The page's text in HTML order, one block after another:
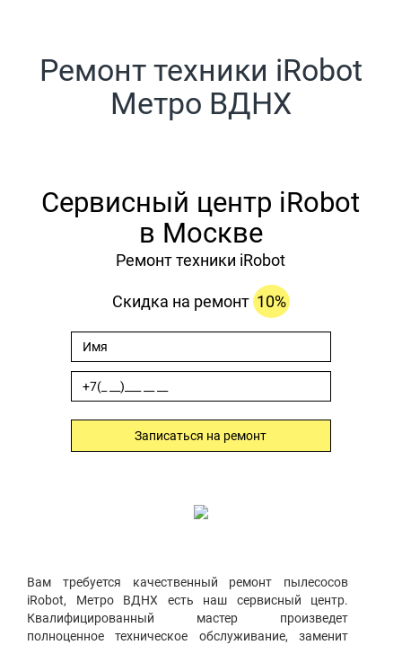
Ремонт техники iRobot
Метро ВДНХ
Сервисный центр iRobot
в Москве
Ремонт техники iRobot
Скидка на ремонт 10%
Записаться на ремонт
Вам требуется качественный ремонт пылесосов
iRobot, Метро ВДНХ есть наш сервисный центр.
Квалифицированный мастер произведет
полноценное техническое обслуживание, заменит